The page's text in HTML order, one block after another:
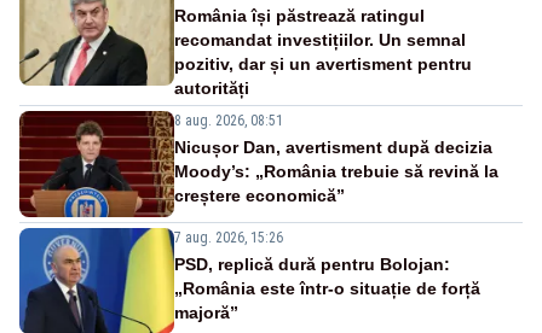
România își păstrează ratingul
recomandat investițiilor. Un semnal
pozitiv, dar și un avertisment pentru
autorități
8 aug. 2026, 08:51
Nicușor Dan, avertisment după decizia
Moody’s: „România trebuie să revină la
creștere economică”
7 aug. 2026, 15:26
PSD, replică dură pentru Bolojan:
„România este într-o situație de forță
majoră”